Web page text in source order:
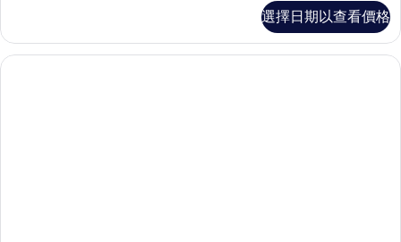
的
詳
情
選擇日期以查看價格